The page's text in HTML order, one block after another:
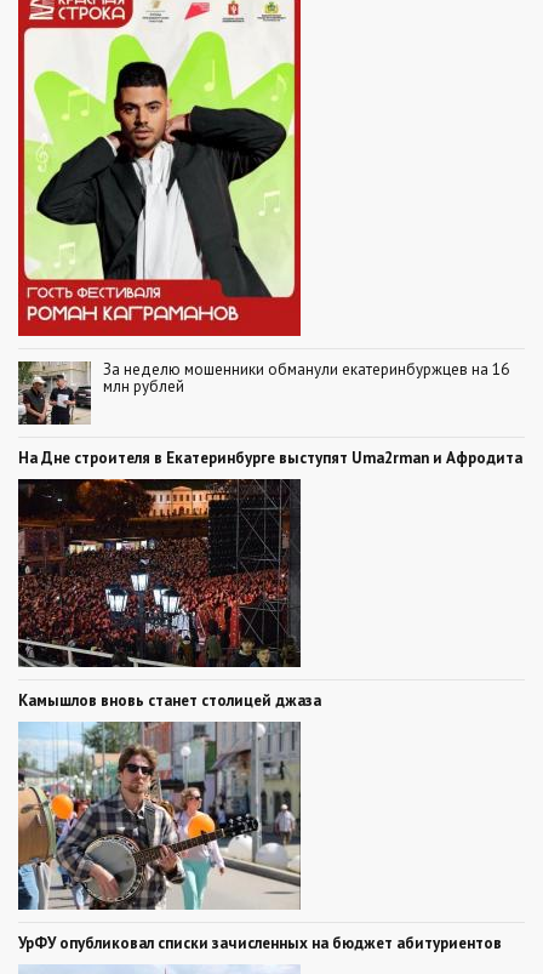
За неделю мошенники обманули екатеринбуржцев на 16
млн рублей
На Дне строителя в Екатеринбурге выступят Uma2rman и Афродита
Камышлов вновь станет столицей джаза
УрФУ опубликовал списки зачисленных на бюджет абитуриентов